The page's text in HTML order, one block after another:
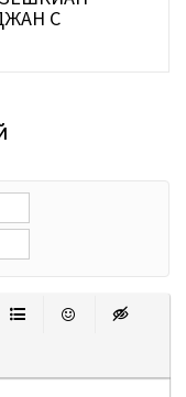
С